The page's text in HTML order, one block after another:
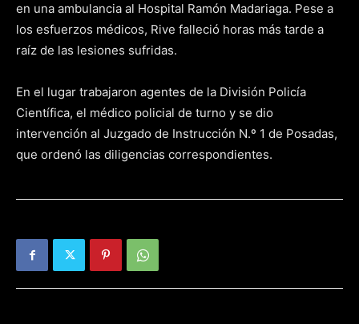
en una ambulancia al Hospital Ramón Madariaga. Pese a
los esfuerzos médicos, Rive falleció horas más tarde a
raíz de las lesiones sufridas.
En el lugar trabajaron agentes de la División Policía
Científica, el médico policial de turno y se dio
intervención al Juzgado de Instrucción N.º 1 de Posadas,
que ordenó las diligencias correspondientes.